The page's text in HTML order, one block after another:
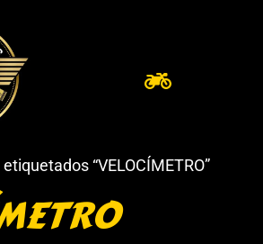
“VELOCÍMETRO”